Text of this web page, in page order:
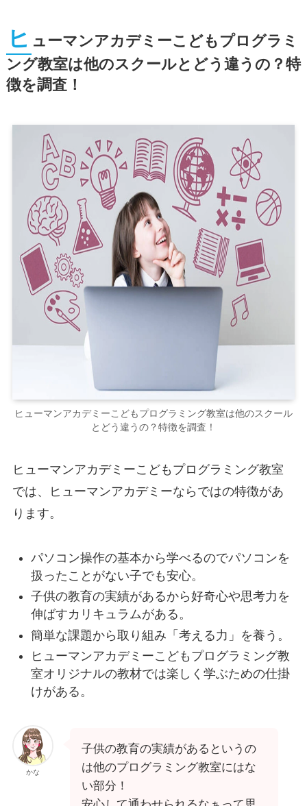
ヒ ューマンアカデミーこどもプログラミ
ング教室は他のスクールとどう違うの？特
徴を調査！
ヒューマンアカデミーこどもプログラミング教室は他のスクール
とどう違うの？特徴を調査！
ヒューマンアカデミーこどもプログラミング教室
では、ヒューマンアカデミーならではの特徴があ
ります。
パソコン操作の基本から学べるのでパソコンを
扱ったことがない子でも安心。
子供の教育の実績があるから好奇心や思考力を
伸ばすカリキュラムがある。
簡単な課題から取り組み「考える力」を養う。
ヒューマンアカデミーこどもプログラミング教
室オリジナルの教材では楽しく学ぶための仕掛
けがある。
かな
子供の教育の実績があるというの
は他のプログラミング教室にはな
い部分！